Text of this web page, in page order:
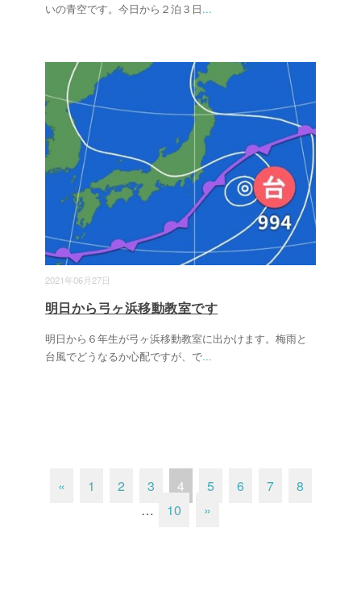
いの青空です。今日から２泊３日...
2021年06月27日
明日から弓ヶ浜移動教室です
明日から６年生が弓ヶ浜移動教室に出かけます。梅雨と
台風でどうなるか心配ですが、で...
« 1 2 3 4 5 6 7
8
…
10 »